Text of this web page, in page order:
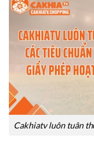
Cakhiatv luôn tuân